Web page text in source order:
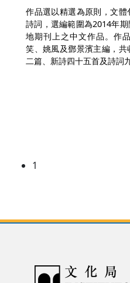
作品選以精選為原則，文
詩詞，選編範圍為2014年
地期刊上之中文作品。作
笑、姚風及鄧景濱主編，
二篇、新詩四十五首及詩詞
1